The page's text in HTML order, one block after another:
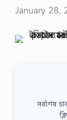
January 28,
সর্বশেষ